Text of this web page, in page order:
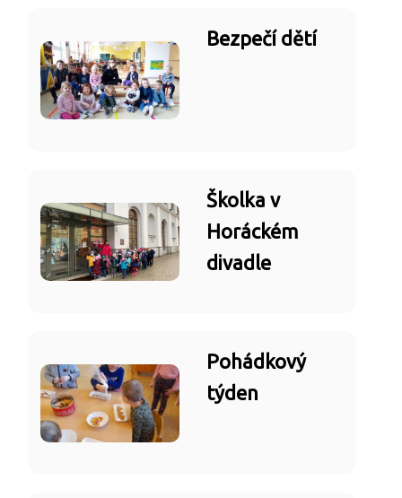
Bezpečí dětí
Školka v
Horáckém
divadle
Pohádkový
týden